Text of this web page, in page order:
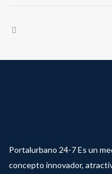
Portalurbano 24-7 Es un
concepto innovador,